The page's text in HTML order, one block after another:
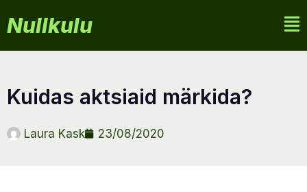
Nullkulu
kuidas aktsiaid märkida?
Laura Kask 23/08/2020